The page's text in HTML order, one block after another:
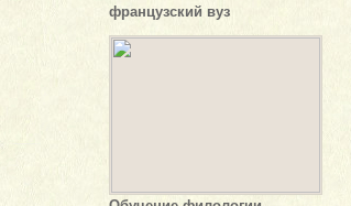
французский вуз